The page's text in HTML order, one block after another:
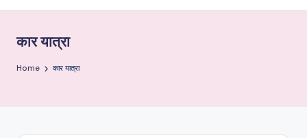
ताज़ा
समाचार
–
कार यात्रा
Home कार यात्रा